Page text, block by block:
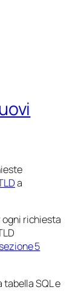
a
ogni richiesta
sezione 5
tabella SQL e